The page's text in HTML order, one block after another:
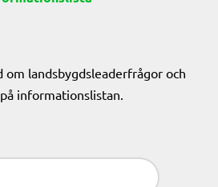
om landsbygdsleaderfrågor och
informationslistan.